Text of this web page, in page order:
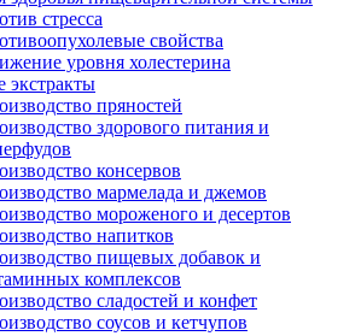
стресса
свойства
уровня холестерина
пряностей
здорового питания и
консервов
мармелада и джемов
мороженого и десертов
напитков
пищевых добавок и
комплексов
сладостей и конфет
соусов и кетчупов